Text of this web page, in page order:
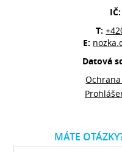
T:
E:
Datová
MÁTE